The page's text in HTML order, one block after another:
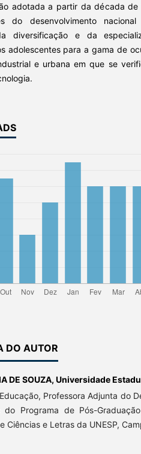
adotada a partir da década
do desenvolvimento
diversificação e da
adolescentes para a gama de
e urbana em que se
DO AUTOR
DE SOUZA, Universidade
Professora Adjunta do
do Programa de Pós-
Ciências e Letras da UNESP,